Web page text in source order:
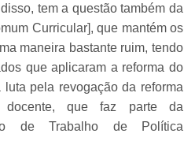
tem a questão também da
Curricular], que mantém os
maneira bastante ruim, tendo
que aplicaram a reforma do
pela revogação da reforma
docente, que faz parte da
de Trabalho de Política